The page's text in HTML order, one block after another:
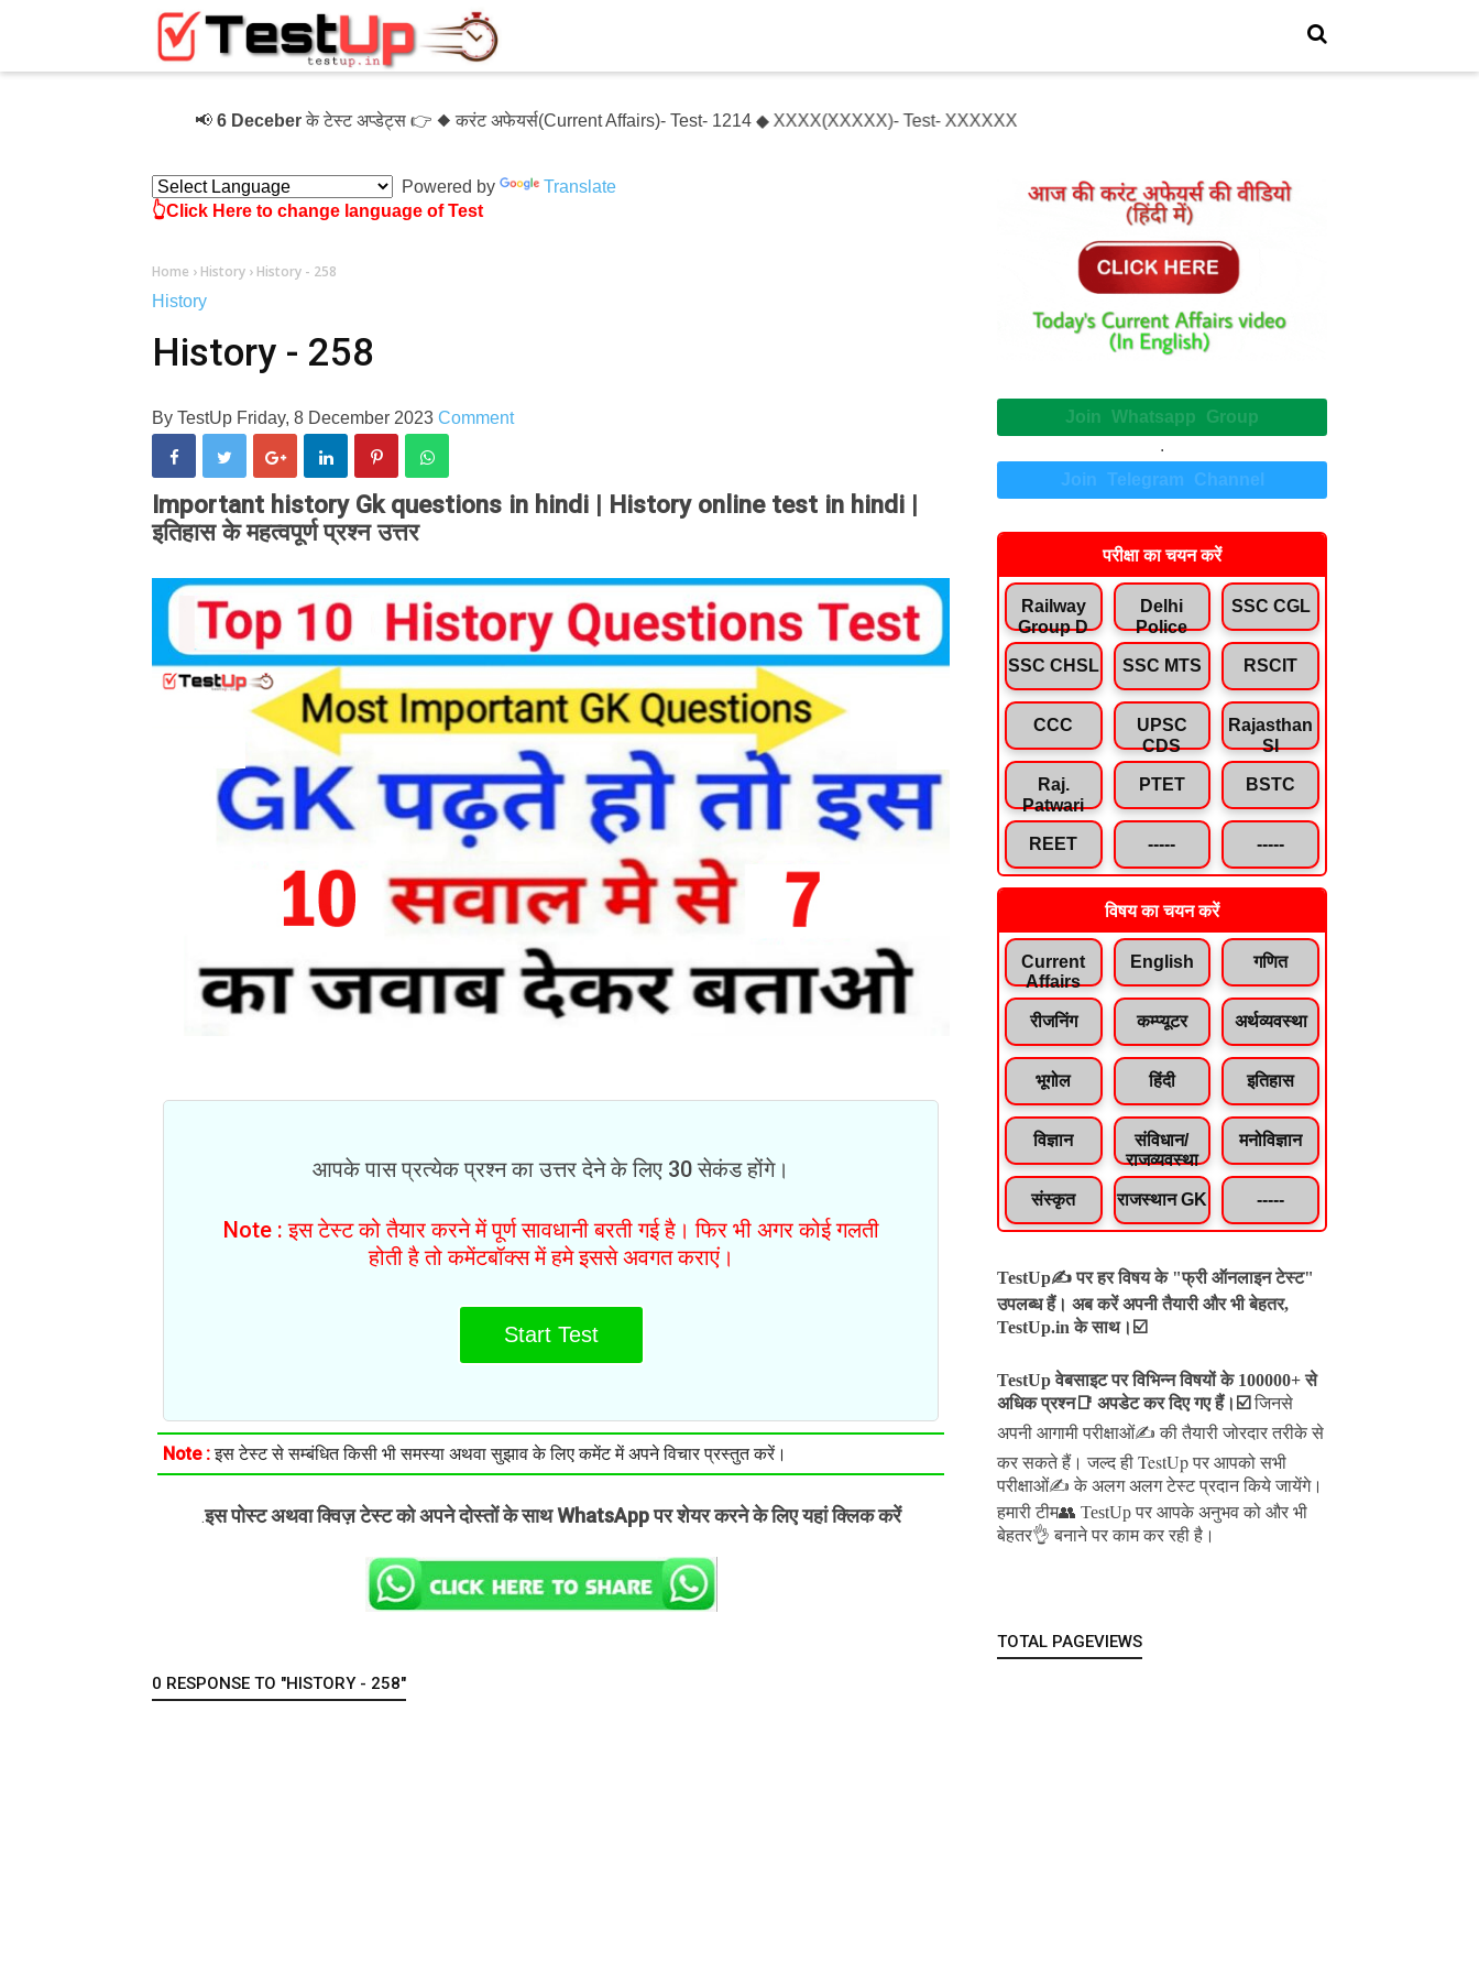
6 Deceberके टेस्ट अप्डेट्स 👉 ◆ करंट अफेयर्स(Current Affairs)- Test- 1214 ◆ XXXX(XXXXX)- Test- XXXXXX
Powered by
Translate
👆Click Here to change language of Test
Home › History › History - 258
History
History - 258
By TestUp Friday, 8 December 2023 Comment
Important history Gk questions in hindi | History online test in hindi |
इतिहास के महत्वपूर्ण प्रश्न उत्तर
आपके पास प्रत्येक प्रश्न का उत्तर देने के लिए 30 सेकंड होंगे।
Note : इस टेस्ट को तैयार करने में पूर्ण सावधानी बरती गई है। फिर भी अगर कोई गलती
होती है तो कमेंटबॉक्स में हमे इससे अवगत कराएं।
Start Test
Note :इस टेस्ट से सम्बंधित किसी भी समस्या अथवा सुझाव के लिए कमेंट में अपने विचार प्रस्तुत करें।
.इस पोस्ट अथवा क्विज़ टेस्ट को अपने दोस्तों के साथ WhatsApp पर शेयर करने के लिए यहां क्लिक करें
0 RESPONSE TO "HISTORY - 258"
Join Whatsapp Group
.
Join Telegram Channel
परीक्षा का चयन करें
Railway
Group D
Delhi
Police
SSC CGL
SSC CHSL SSC MTS RSCIT
CCC
UPSC
CDS
Rajasthan
SI
Raj.
Patwari
PTET BSTC
REET ----- -----
विषय का चयन करें
Current
Affairs
English गणित
रीजनिंग कम्प्यूटर अर्थव्यवस्था
भूगोल हिंदी इतिहास
विज्ञान
संविधान/
राजव्यवस्था
मनोविज्ञान
संस्कृत राजस्थान GK -----
TestUp✍️ पर हर विषय के "फ्री ऑनलाइन टेस्ट"
उपलब्ध हैं। अब करें अपनी तैयारी और भी बेहतर,
TestUp.in के साथ।☑️
TestUp वेबसाइट पर विभिन्न विषयों के 100000+ से
अधिक प्रश्न📑 अपडेट कर दिए गए हैं। ☑️ जिनसे
अपनी आगामी परीक्षाओं✍️ की तैयारी जोरदार तरीके से
कर सकते हैं।जल्द ही TestUp पर आपको सभी
परीक्षाओं✍️ के अलग अलग टेस्ट प्रदान किये जायेंगे।
हमारी टीम👥 TestUp पर आपके अनुभव को और भी
बेहतर👌 बनाने पर काम कर रही है।
TOTAL PAGEVIEWS